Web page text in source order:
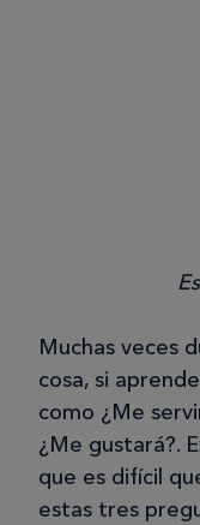
Muchas veces
cosa, si
como ¿Me
¿Me gustará?.
que es difícil
estas tres